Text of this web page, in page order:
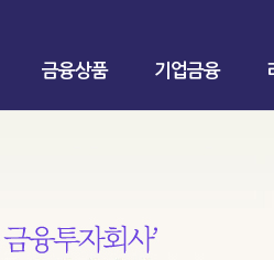
금융상품 기업금융